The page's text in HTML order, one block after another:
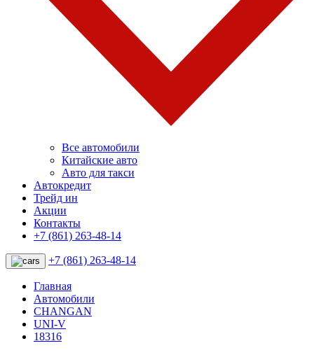
Все автомобили
Китайские авто
Авто для такси
Автокредит
Трейд ин
Акции
Контакты
+7 (861) 263-48-14
+7 (861) 263-48-14
Главная
Автомобили
CHANGAN
UNI-V
18316